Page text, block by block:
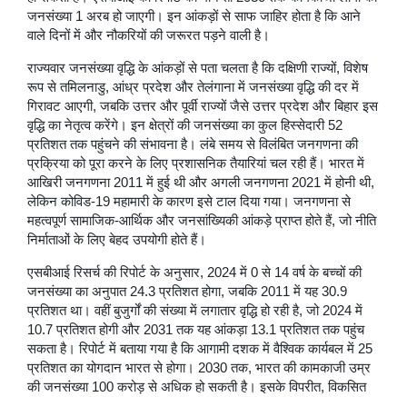
जनसंख्या 1 अरब हो जाएगी। इन आंकड़ों से साफ जाहिर होता है कि आने
वाले दिनों में और नौकरियों की जरूरत पड़ने वाली है।
राज्यवार जनसंख्या वृद्धि के आंकड़ों से पता चलता है कि दक्षिणी राज्यों, विशेष
रूप से तमिलनाडु, आंध्र प्रदेश और तेलंगाना में जनसंख्या वृद्धि की दर में
गिरावट आएगी, जबकि उत्तर और पूर्वी राज्यों जैसे उत्तर प्रदेश और बिहार इस
वृद्धि का नेतृत्व करेंगे। इन क्षेत्रों की जनसंख्या का कुल हिस्सेदारी 52
प्रतिशत तक पहुंचने की संभावना है। लंबे समय से विलंबित जनगणना की
प्रक्रिया को पूरा करने के लिए प्रशासनिक तैयारियां चल रही हैं। भारत में
आखिरी जनगणना 2011 में हुई थी और अगली जनगणना 2021 में होनी थी,
लेकिन कोविड-19 महामारी के कारण इसे टाल दिया गया। जनगणना से
महत्वपूर्ण सामाजिक-आर्थिक और जनसांख्यिकी आंकड़े प्राप्त होते हैं, जो नीति
निर्माताओं के लिए बेहद उपयोगी होते हैं।
एसबीआई रिसर्च की रिपोर्ट के अनुसार, 2024 में 0 से 14 वर्ष के बच्चों की
जनसंख्या का अनुपात 24.3 प्रतिशत होगा, जबकि 2011 में यह 30.9
प्रतिशत था। वहीं बुजुर्गों की संख्या में लगातार वृद्धि हो रही है, जो 2024 में
10.7 प्रतिशत होगी और 2031 तक यह आंकड़ा 13.1 प्रतिशत तक पहुंच
सकता है। रिपोर्ट में बताया गया है कि आगामी दशक में वैश्विक कार्यबल में 25
प्रतिशत का योगदान भारत से होगा। 2030 तक, भारत की कामकाजी उम्र
की जनसंख्या 100 करोड़ से अधिक हो सकती है। इसके विपरीत, विकसित